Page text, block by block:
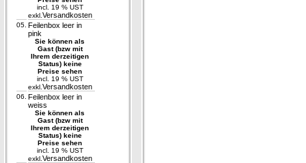
incl. 19 % UST
exkl. Versandkosten
05. Feilenbox leer in
pink
Sie können als
Gast (bzw mit
Ihrem derzeitigen
Status) keine
Preise sehen
incl. 19 % UST
exkl. Versandkosten
06. Feilenbox leer in
weiss
Sie können als
Gast (bzw mit
Ihrem derzeitigen
Status) keine
Preise sehen
incl. 19 % UST
exkl. Versandkosten